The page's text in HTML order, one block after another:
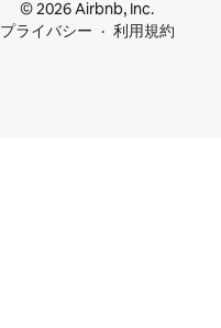
© 2026 Airbnb, Inc.
プライバシー
利用規約